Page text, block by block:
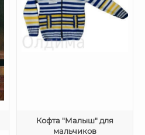
Кофта "Малыш" для
мальчиков